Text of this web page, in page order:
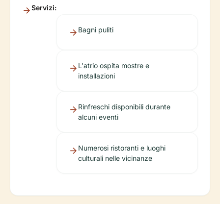
Servizi:
Bagni puliti
L'atrio ospita mostre e
installazioni
Rinfreschi disponibili durante
alcuni eventi
Numerosi ristoranti e luoghi
culturali nelle vicinanze